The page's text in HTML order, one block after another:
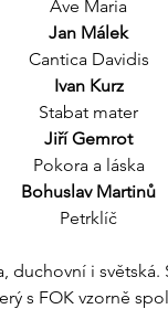
Ave Maria
Jan Málek
Cantica Davidis
Ivan Kurz
Stabat mater
Jiří Gemrot
Pokora a láska
Bohuslav Martinů
Petrklíč
duchovní i
s FOK vzorně